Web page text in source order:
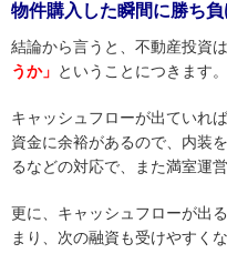
物件購入した瞬間に勝ち
結論から言うと、不動産投資は
うか」 ということにつきます。
キャッシュフローが出ていれ
資金に余裕があるので、内装
るなどの対応で、また満室運営
更に、キャッシュフローが出
まり、次の融資も受けやすくな